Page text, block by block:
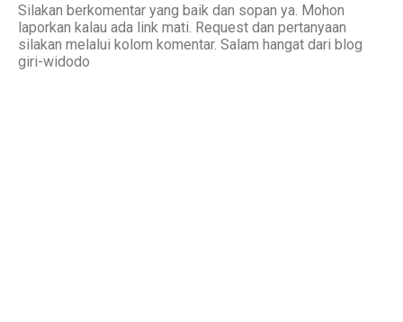
Silakan berkomentar yang baik dan sopan ya. Mohon
laporkan kalau ada link mati. Request dan pertanyaan
silakan melalui kolom komentar. Salam hangat dari blog
giri-widodo